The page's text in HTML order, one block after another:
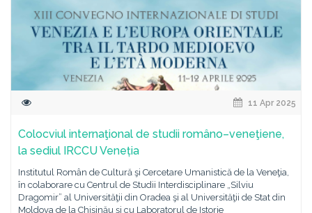
11 Apr 2025
Colocviul internaţional de studii româno–veneţiene,
la sediul IRCCU Veneția
Institutul Român de Cultură şi Cercetare Umanistică de la Veneţia,
în colaborare cu Centrul de Studii Interdisciplinare „Silviu
Dragomir” al Universităţii din Oradea şi al Universităţii de Stat din
Moldova de la Chişinău şi cu Laboratorul de Istorie